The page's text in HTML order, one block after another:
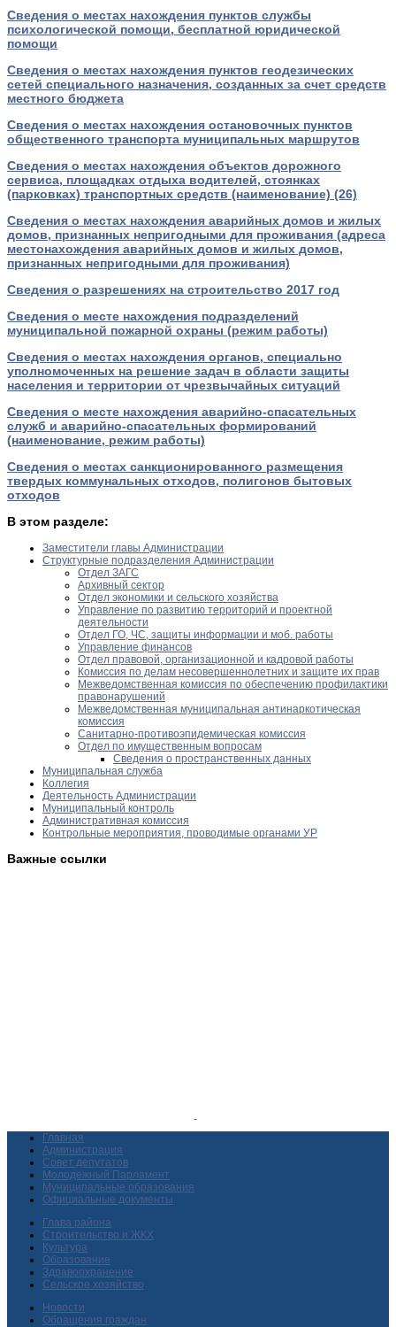
Сведения о местах нахождения пунктов службы
психологической помощи, бесплатной юридической
помощи
Сведения о местах нахождения пунктов геодезических
сетей специального назначения, созданных за счет средств
местного бюджета
Сведения о местах нахождения остановочных пунктов
общественного транспорта муниципальных маршрутов
Сведения о местах нахождения объектов дорожного
сервиса, площадках отдыха водителей, стоянках
(парковках) транспортных средств (наименование) (26)
Сведения о местах нахождения аварийных домов и жилых
домов, признанных непригодными для проживания (адреса
местонахождения аварийных домов и жилых домов,
признанных непригодными для проживания)
Сведения о разрешениях на строительство 2017 год
Сведения о месте нахождения подразделений
муниципальной пожарной охраны (режим работы)
Сведения о местах нахождения органов, специально
уполномоченных на решение задач в области защиты
населения и территории от чрезвычайных ситуаций
Сведения о месте нахождения аварийно-спасательных
служб и аварийно-спасательных формирований
(наименование, режим работы)
Сведения о местах санкционированного размещения
твердых коммунальных отходов, полигонов бытовых
отходов
В этом разделе:
Заместители главы Администрации
Структурные подразделения Администрации
Отдел ЗАГС
Архивный сектор
Отдел экономики и сельского хозяйства
Управление по развитию территорий и проектной
деятельности
Отдел ГО, ЧС, защиты информации и моб. работы
Управление финансов
Отдел правовой, организационной и кадровой работы
Комиссия по делам несовершеннолетних и защите их прав
Межведомственная комиссия по обеспечению профилактики
правонарушений
Межведомственная муниципальная антинаркотическая
комиссия
Санитарно-противоэпидемическая комиссия
Отдел по имущественным вопросам
Сведения о пространственных данных
Муниципальная служба
Коллегия
Деятельность Администрации
Муниципальный контроль
Административная комиссия
Контрольные мероприятия, проводимые органами УР
Важные ссылки
Главная
Администрация
Совет депутатов
Молодежный Парламент
Муниципальные образования
Официальные документы
Глава района
Строительство и ЖКХ
Культура
Образование
Здравоохранение
Сельское хозяйство
Новости
Обращения граждан